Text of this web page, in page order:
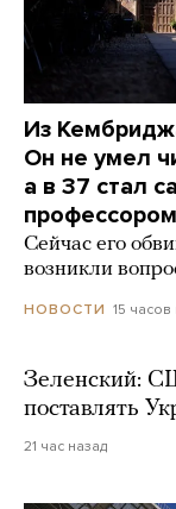
Из
Он не умел
а в 37 стал
Сейчас его
возникли
НОВОСТИ 15 часов
Зеленский:
поставлять
21 час назад